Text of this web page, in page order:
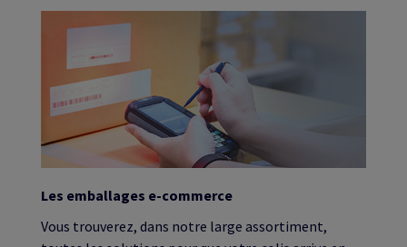
Les emballages e-commerce
Vous trouverez, dans notre large assortiment,